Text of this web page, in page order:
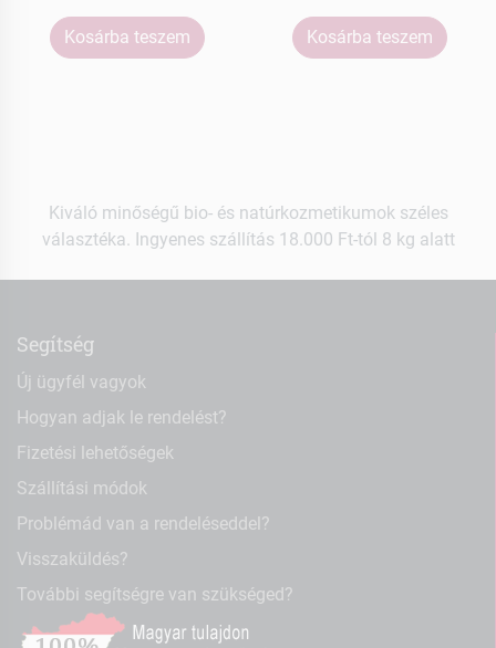
Kosárba teszem Kosárba teszem
Kiváló minőségű bio- és natúrkozmetikumok széles
választéka. Ingyenes szállítás 18.000 Ft-tól 8 kg alatt
Segítség
Új ügyfél vagyok
Hogyan adjak le rendelést?
Fizetési lehetőségek
Szállítási módok
Problémád van a rendeléseddel?
Visszaküldés?
További segítségre van szükséged?